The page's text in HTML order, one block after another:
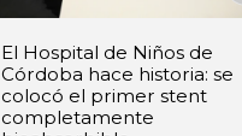
– +
Agregar al pedido
El Hospital de Niños de
Córdoba hace historia: se
colocó el primer stent
completamente